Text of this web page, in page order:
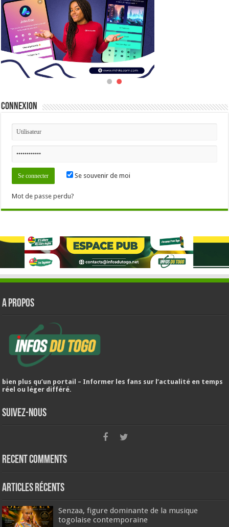
Connexion
Se souvenir de moi
Mot de passe perdu?
A PROPOS
bien plus qu’un portail – Informer les fans sur l’actualité en temps
réel ou léger différé.
Suivez-nous
Recent Comments
Articles récents
Senzaa, figure dominante de la musique
togolaise contemporaine